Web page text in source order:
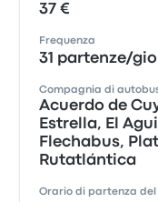
37 €
Frequenza
31 partenze/
Compagnia di
Acuerdo de
Estrella, El
Flechabus,
Rutatlántica
Orario di partenza